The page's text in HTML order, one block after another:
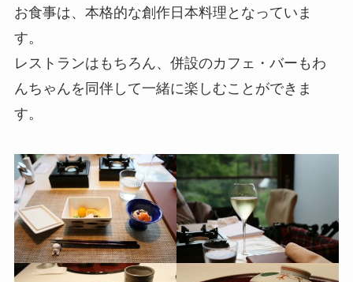
お食事は、本格的な創作日本料理となっていま
す。
レストランはもちろん、併設のカフェ・バーもわ
んちゃんを同伴して一緒に楽しむことができま
す。